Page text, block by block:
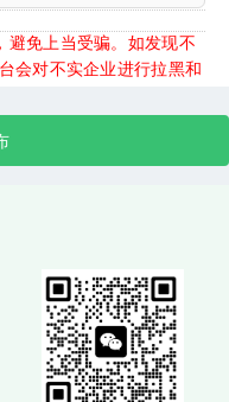
避免上当受骗。如发现不
会对不实企业进行拉黑和